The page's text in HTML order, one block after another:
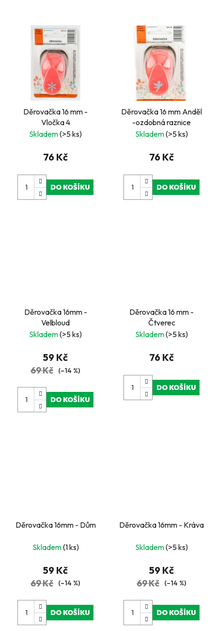
Děrovačka 16 mm -
Vločka 4
Skladem(>5 ks)
76 Kč
DO KOŠÍKU
Děrovačka 16 mm Anděl
-ozdobná raznice
Skladem(>5 ks)
76 Kč
DO KOŠÍKU
Děrovačka 16mm -
Velbloud
Skladem(>5 ks)
59 Kč
69 Kč (–14 %)
DO KOŠÍKU
Děrovačka 16 mm -
Čtverec
Skladem(>5 ks)
76 Kč
DO KOŠÍKU
Děrovačka 16mm - Dům
Skladem(1 ks)
59 Kč
69 Kč (–14 %)
DO KOŠÍKU
Děrovačka 16mm - Kráva
Skladem(>5 ks)
59 Kč
69 Kč (–14 %)
DO KOŠÍKU